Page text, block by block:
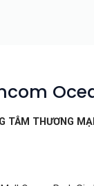
TÂM THƯƠNG